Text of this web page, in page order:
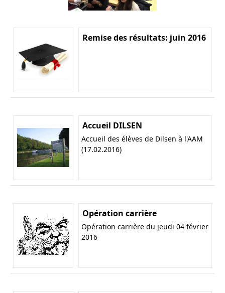
Remise des résultats: juin 2016
Accueil DILSEN
Accueil des élèves de Dilsen à l'AAM
(17.02.2016)
Opération carrière
Opération carrière du jeudi 04 février
2016